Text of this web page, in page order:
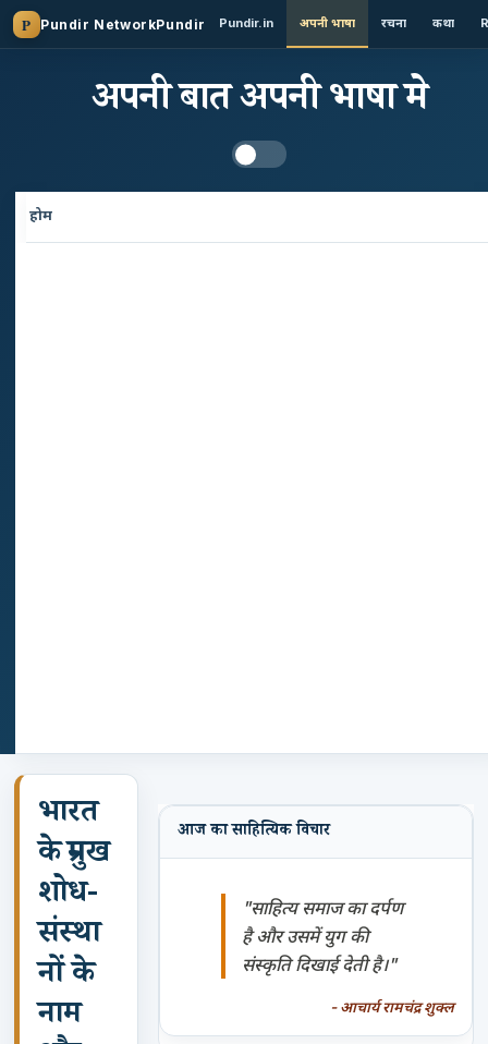
Pundir Network Pundir.in अपनी भाषा रचना कथा
अपनी बात अपनी भाषा मे
होम
भारत
के प्रमुख
शोध-
संस्था
नों के
नाम
आज का साहित्यिक विचार
"साहित्य समाज का दर्पण
है और उसमें युग की
संस्कृति दिखाई देती है।"
- आचार्य रामचंद्र शुक्ल